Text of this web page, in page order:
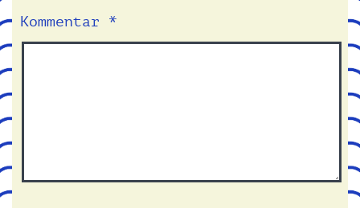
Kommentar *